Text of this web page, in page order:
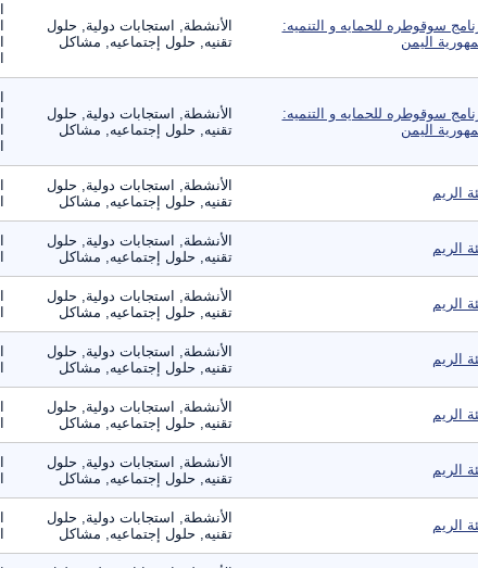
سوقوطره للحمايه و التنميه:
اليمن
الأنشطة, استجابات دولية, حلول
تقنيه, حلول إجتماعيه, مشاكل
سوقوطره للحمايه و التنميه:
اليمن
الأنشطة, استجابات دولية, حلول
تقنيه, حلول إجتماعيه, مشاكل
الريم
الأنشطة, استجابات دولية, حلول
تقنيه, حلول إجتماعيه, مشاكل
الريم
الأنشطة, استجابات دولية, حلول
تقنيه, حلول إجتماعيه, مشاكل
الريم
الأنشطة, استجابات دولية, حلول
تقنيه, حلول إجتماعيه, مشاكل
الريم
الأنشطة, استجابات دولية, حلول
تقنيه, حلول إجتماعيه, مشاكل
الريم
الأنشطة, استجابات دولية, حلول
تقنيه, حلول إجتماعيه, مشاكل
الريم
الأنشطة, استجابات دولية, حلول
تقنيه, حلول إجتماعيه, مشاكل
الريم
الأنشطة, استجابات دولية, حلول
تقنيه, حلول إجتماعيه, مشاكل